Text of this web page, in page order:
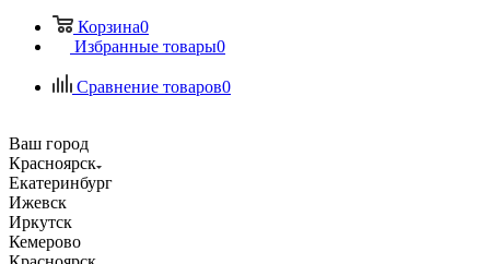
Корзина0
Избранные товары0
Сравнение товаров0
Ваш город
Красноярск
Екатеринбург
Ижевск
Иркутск
Кемерово